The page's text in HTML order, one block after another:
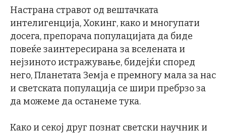
Настрана стравот од вештачката
интелигенција, Хокинг, како и многупати
досега, препорача популацијата да биде
повеќе заинтересирана за вселената и
нејзиното истражување, бидејќи според
него, Планетата Земја е премногу мала за нас
и светската популација се шири пребрзо за
да можеме да останеме тука.
Како и секој друг познат светски научник и